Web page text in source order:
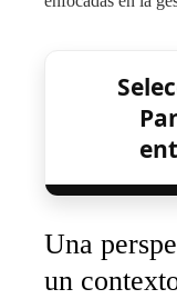
Una
un